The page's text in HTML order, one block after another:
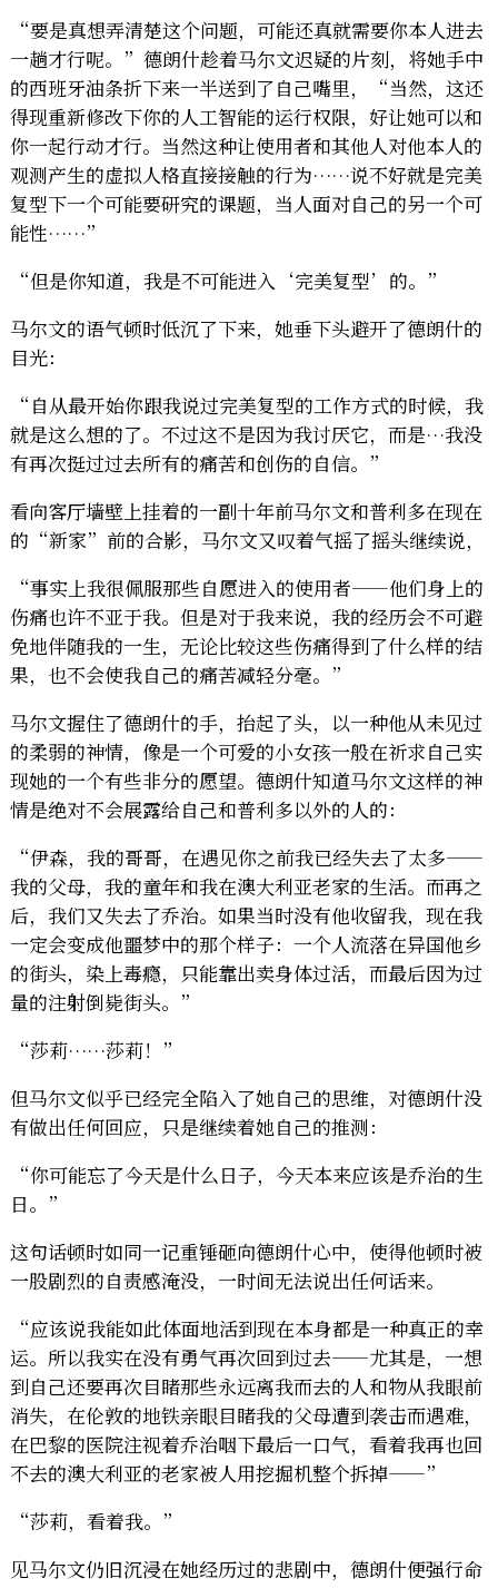
“要是真想弄清楚这个问题，可能还真就需要你本人进去
一趟才行呢。”德朗什趁着马尔文迟疑的片刻，将她手中
的西班牙油条折下来一半送到了自己嘴里，“当然，这还
得现重新修改下你的人工智能的运行权限，好让她可以和
你一起行动才行。当然这种让使用者和其他人对他本人的
观测产生的虚拟人格直接接触的行为……说不好就是完美
复型下一个可能要研究的课题，当人面对自己的另一个可
能性……”
“但是你知道，我是不可能进入‘完美复型’的。”
马尔文的语气顿时低沉了下来，她垂下头避开了德朗什的
目光：
“自从最开始你跟我说过完美复型的工作方式的时候，我
就是这么想的了。不过这不是因为我讨厌它，而是…我没
有再次挺过过去所有的痛苦和创伤的自信。”
看向客厅墙壁上挂着的一副十年前马尔文和普利多在现在
的“新家”前的合影，马尔文又叹着气摇了摇头继续说，
“事实上我很佩服那些自愿进入的使用者——他们身上的
伤痛也许不亚于我。但是对于我来说，我的经历会不可避
免地伴随我的一生，无论比较这些伤痛得到了什么样的结
果，也不会使我自己的痛苦减轻分毫。”
马尔文握住了德朗什的手，抬起了头，以一种他从未见过
的柔弱的神情，像是一个可爱的小女孩一般在祈求自己实
现她的一个有些非分的愿望。德朗什知道马尔文这样的神
情是绝对不会展露给自己和普利多以外的人的：
“伊森，我的哥哥，在遇见你之前我已经失去了太多——
我的父母，我的童年和我在澳大利亚老家的生活。而再之
后，我们又失去了乔治。如果当时没有他收留我，现在我
一定会变成他噩梦中的那个样子：一个人流落在异国他乡
的街头，染上毒瘾，只能靠出卖身体过活，而最后因为过
量的注射倒毙街头。”
“莎莉……莎莉！”
但马尔文似乎已经完全陷入了她自己的思维，对德朗什没
有做出任何回应，只是继续着她自己的推测：
“你可能忘了今天是什么日子，今天本来应该是乔治的生
日。”
这句话顿时如同一记重锤砸向德朗什心中，使得他顿时被
一股剧烈的自责感淹没，一时间无法说出任何话来。
“应该说我能如此体面地活到现在本身都是一种真正的幸
运。所以我实在没有勇气再次回到过去——尤其是，一想
到自己还要再次目睹那些永远离我而去的人和物从我眼前
消失，在伦敦的地铁亲眼目睹我的父母遭到袭击而遇难，
在巴黎的医院注视着乔治咽下最后一口气，看着我再也回
不去的澳大利亚的老家被人用挖掘机整个拆掉——”
“莎莉，看着我。”
见马尔文仍旧沉浸在她经历过的悲剧中，德朗什便强行命